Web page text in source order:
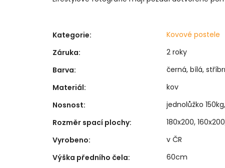
Kategorie:
Kovové postele
Záruka:
2 roky
Barva:
černá, bílá,
Materiál:
kov
Nosnost:
jednolůžko
Rozměr spací plochy:
180x200,
Vyrobeno:
v ČR
Výška předního čela:
60cm